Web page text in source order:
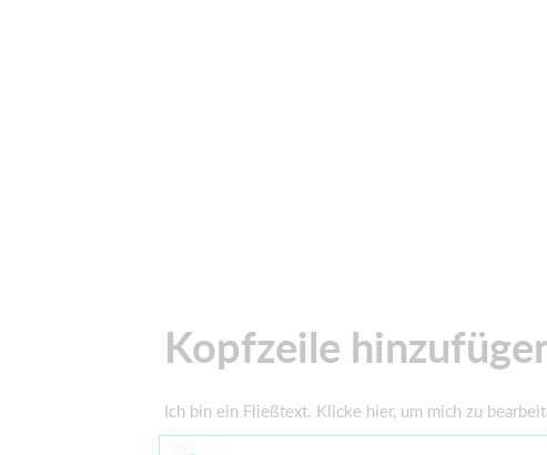
Kopfzeile
Ich bin ein Fließtext. Klicke hier, um mich zu